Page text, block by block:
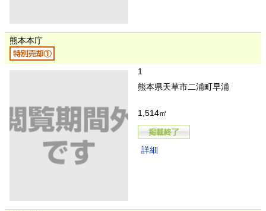
熊本本庁
1
熊本県天草市二浦町早浦
1,514㎡
詳細